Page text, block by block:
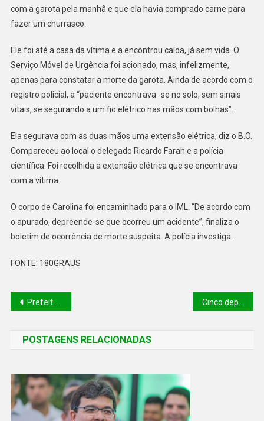
com a garota pela manhã e que ela havia comprado carne para
fazer um churrasco.
Ele foi até a casa da vítima e a encontrou caída, já sem vida. O
Serviço Móvel de Urgência foi acionado, mas, infelizmente,
apenas para constatar a morte da garota. Ainda de acordo com o
registro policial, a “paciente encontrava -se no solo, sem sinais
vitais, se segurando a um fio elétrico nas mãos com bolhas”.
Ela segurava com as duas mãos uma extensão elétrica, diz o B.O.
Compareceu ao local o delegado Ricardo Farah e a polícia
científica. Foi recolhida a extensão elétrica que se encontrava
com a vítima.
O corpo de Carolina foi encaminhado para o IML. “De acordo com
o apurado, depreende-se que ocorreu um acidente”, finaliza o
boletim de ocorrência de morte suspeita. A polícia investiga.
FONTE: 180GRAUS
Prefeitura de Piracuruca promoveu premiação dos professores destaques de 2022
POSTAGENS RELACIONADAS